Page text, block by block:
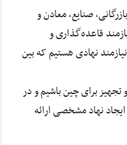
صنایع، معادن و
قاعده‌گذاری و
نهادی هستیم که بین
برای چین باشیم و در
ایجاد نهاد مشخصی ارائه